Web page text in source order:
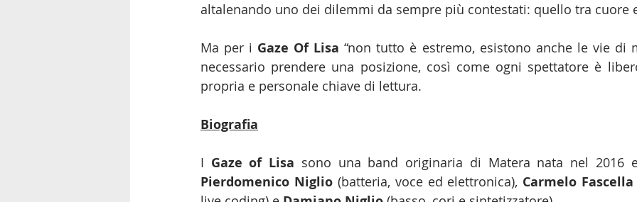
altalenando uno dei dilemmi da sempre più contestati: quello tra cuore
Ma per i Gaze Of Lisa “non tutto è estremo, esistono anche le vie di
necessario prendere una posizione, così come ogni spettatore è
propria e personale chiave di lettura.
Biografia
I Gaze of Lisa
Pierdomenico Niglio (batteria, voce ed elettronica), Carmelo Fascella